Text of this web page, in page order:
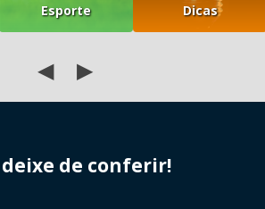
Esporte Dicas
◀ ▶
deixe de conferir!